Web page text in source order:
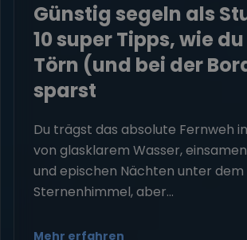
Günstig segeln als
10 super Tipps, wie
Törn (und bei der
sparst
Du trägst das absolute Fernweh
von glasklarem Wasser,
und epischen Nächten unter dem
Sternenhimmel, aber...
Mehr erfahren